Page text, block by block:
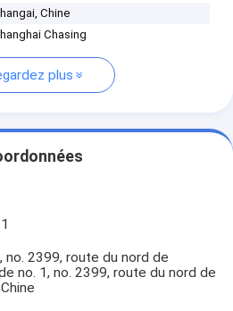
Chine
Chasing
plus
no. 2399, route du nord de
no. 1, no. 2399, route du nord de